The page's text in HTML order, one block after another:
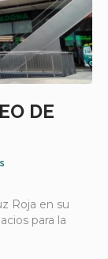
DE
Roja en su
para la